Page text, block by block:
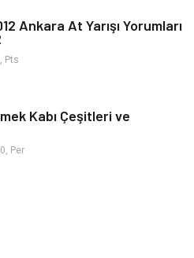
Ankara At Yarışı Yorumları
Pts
Kabı Çeşitleri ve
Per